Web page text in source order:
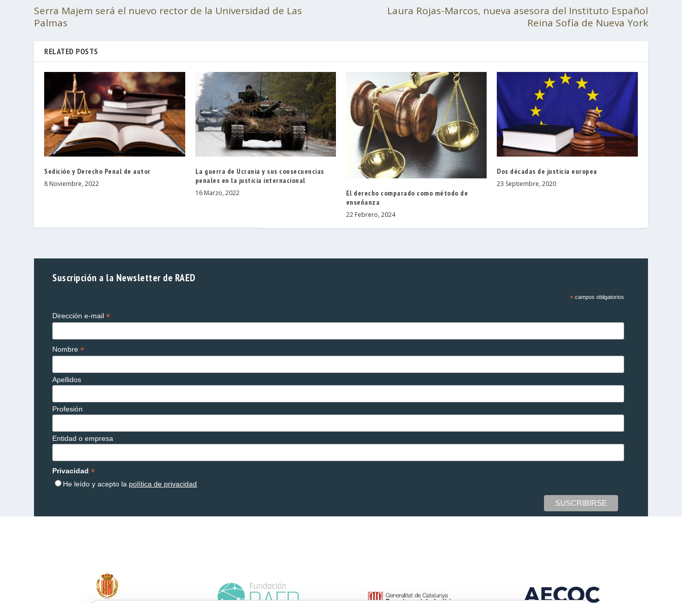
Serra Majem será el nuevo rector de la Universidad de Las
Palmas
Laura Rojas-Marcos, nueva asesora del Instituto Español
Reina Sofía de Nueva York
RELATED POSTS
Sedición y Derecho Penal de autor
8 Noviembre, 2022
La guerra de Ucrania y sus consecuencias
penales en la justicia internacional
16 Marzo, 2022
El derecho comparado como método de
enseñanza
22 Febrero, 2024
Dos décadas de justicia europea
23 Septiembre, 2020
Suscripción a la Newsletter de RAED
*campos obligatorios
Dirección e-mail*
Nombre*
Apellidos
Profesión
Entidad o empresa
Privacidad*
He leído y acepto la política de privacidad